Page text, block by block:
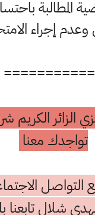
المطالبة
وعدم إجراء
الزائر الكريم
تواجدك معنا
التواصل
شلال تابعنا